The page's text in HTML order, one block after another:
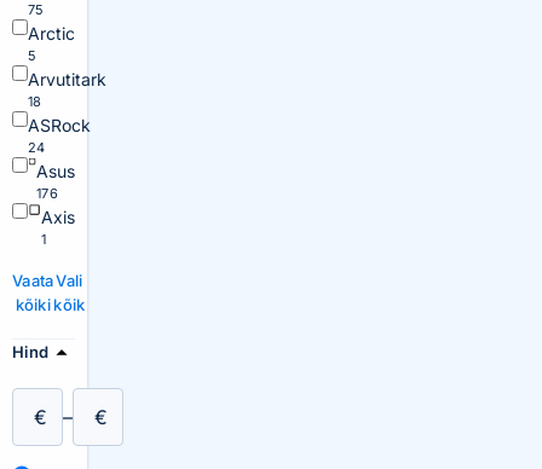
75
Arctic
5
Arvutitark
18
ASRock
24
Asus
176
Axis
1
Vaata
kõiki
Vali
kõik
Hind
€ – €